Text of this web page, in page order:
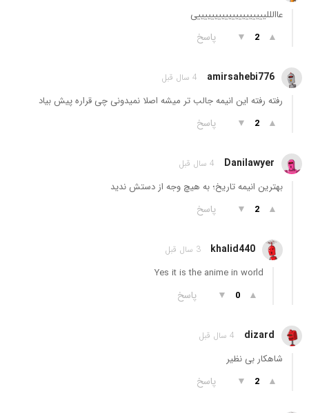
عاالللییییییییییییییییییییی
▲
2
▼ پاسخ
amirsahebi776 4 سال قبل
رفته رفته این انیمه جالب تر میشه اصلا نمیدونی چی قراره پیش بیاد
▲
2
▼ پاسخ
Danilawyer 4 سال قبل
بهترین انیمه تاریخ؛ به هیچ وجه از دستش ندید
▲
2
▼ پاسخ
khalid440 3 سال قبل
Yes it is the anime in world
▲
0
▼ پاسخ
dizard 4 سال قبل
شاهکار بی نظیر
▲
2
▼ پاسخ